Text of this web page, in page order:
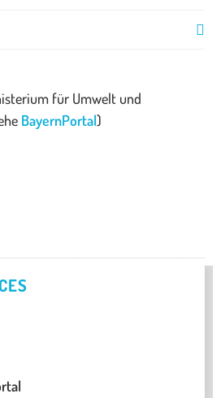
für Umwelt und
BayernPortal)